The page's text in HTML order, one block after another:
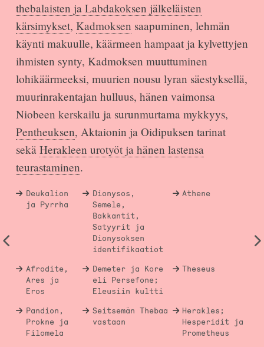
thebalaisten ja Labdakoksen jälkeläisten
kärsimykset, Kadmoksen saapuminen, lehmän
käynti makuulle, käärmeen hampaat ja kylvettyjen
ihmisten synty, Kadmoksen muuttuminen
lohikäärmeeksi, muurien nousu lyran säestyksellä,
muurinrakentajan hulluus, hänen vaimonsa
Niobeen kerskailu ja surunmurtama mykkyys,
Pentheuksen, Aktaionin ja Oidipuksen tarinat
sekä Herakleen urotyöt ja hänen lastensa
teurastaminen.
Deukalion
ja Pyrrha
Dionysos,
Semele,
Bakkantit,
Satyyrit ja
Dionysoksen
identifikaatiot
Athene
Afrodite,
Ares ja
Eros
Demeter ja Kore
eli Persefone;
Eleusiin kultti
Theseus
Pandion,
Prokne ja
Filomela
Seitsemän Thebaa
vastaan
Herakles;
Hesperidit ja
Prometheus